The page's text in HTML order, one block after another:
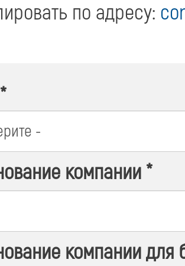
по адресу:
*
компании *
компании